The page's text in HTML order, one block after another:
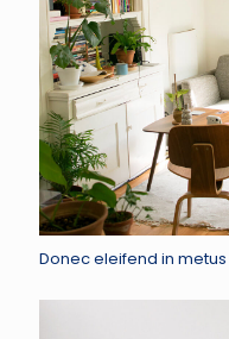
Donec eleifend in metus